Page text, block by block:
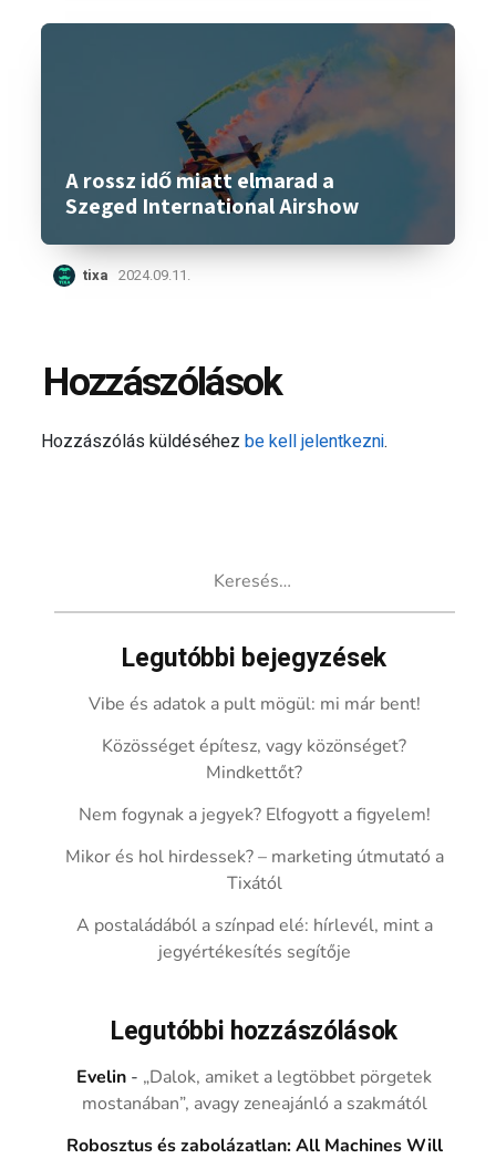
A rossz idő miatt elmarad a
Szeged International Airshow
tixa 2024.09.11.
Hozzászólások
Hozzászólás küldéséhezbe kell jelentkezni.
Legutóbbi bejegyzések
Vibe és adatok a pult mögül: mi már bent!
Közösséget építesz, vagy közönséget?
Mindkettőt?
Nem fogynak a jegyek? Elfogyott a figyelem!
Mikor és hol hirdessek? – marketing útmutató a
Tixától
A postaládából a színpad elé: hírlevél, mint a
jegyértékesítés segítője
Legutóbbi hozzászólások
Evelin - „Dalok, amiket a legtöbbet pörgetek
mostanában”, avagy zeneajánló a szakmától
Robosztus és zabolázatlan: All Machines Will